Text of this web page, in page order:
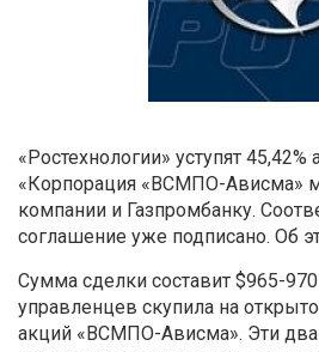
«Ростехнологии» уступят
«Корпорация «ВСМПО-Ависма»
компании и Газпромбанку.
соглашение уже подписано. Об
Сумма сделки составит $965-
управленцев скупила на
акций «ВСМПО-Ависма». Эти два